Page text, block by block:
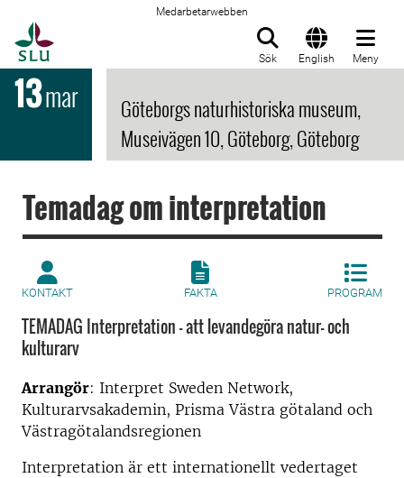
Medarbetarwebben
Sök English Meny
13mar
Göteborgs naturhistoriska museum,
Museivägen 10, Göteborg, Göteborg
Temadag om interpretation
KONTAKT FAKTA PROGRAM
TEMADAG Interpretation – att levandegöra natur- och
kulturarv
Arrangör: Interpret Sweden Network,
Kulturarvsakademin, Prisma Västra götaland och
Västragötalandsregionen
Interpretation är ett internationellt vedertaget